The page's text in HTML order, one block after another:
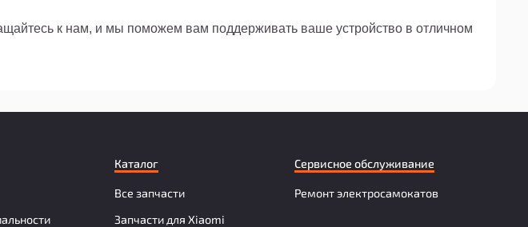
к нам, и мы поможем вам поддерживать ваше устройство в отличном
Каталог
Все запчасти
Запчасти для Xiaomi
Сервисное обслуживание
Ремонт электросамокатов